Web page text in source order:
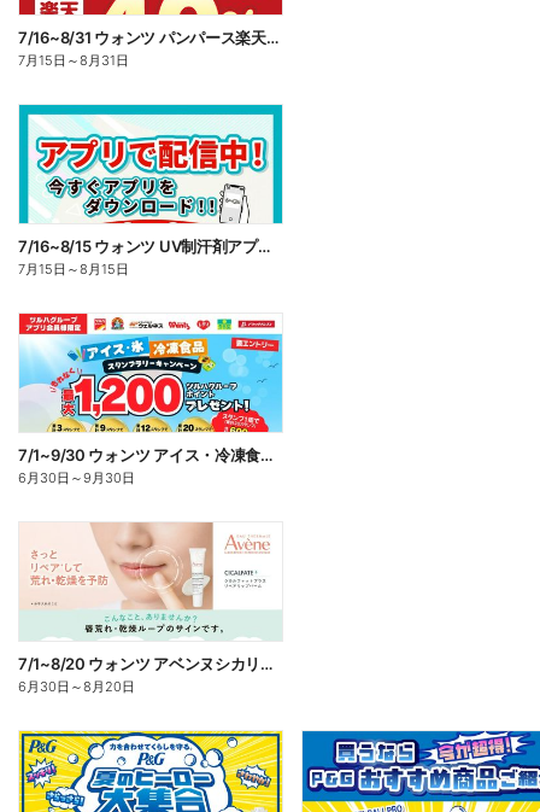
7/16~8/31 ウォンツ パンパース楽天ポイント還元企画
7月15日 ～8月31日
7/16~8/15 ウォンツ UV制汗剤アプリ企画
7月15日 ～8月15日
7/1~9/30 ウォンツ アイス・冷凍食品スタンプラリーキャンペーン企
6月30日 ～9月30日
7/1~8/20 ウォンツ アベンヌシカリップ予約
6月30日 ～8月20日